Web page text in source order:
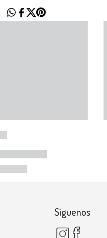
Síguenos